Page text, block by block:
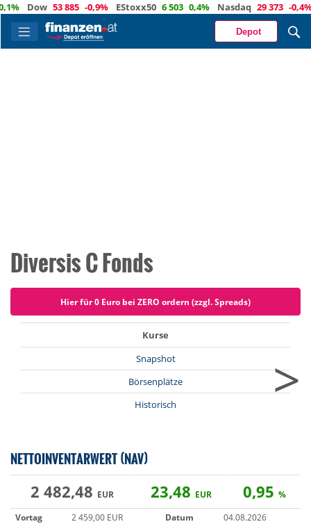
Dow 53 885 -0,9% EStoxx50 6 503 0,4% Nasdaq 29 373 -0,4% Öl
Depot
Diversis C Fonds
Hier für 0 Euro bei ZERO ordern (zzgl. Spreads)
Kurse
Snapshot
Börsenplätze
Historisch
>
NETTOINVENTARWERT (NAV)
2 482,48 EUR 23,48 EUR 0,95 %
Vortag
2 459,00 EUR Datum 04.08.2026